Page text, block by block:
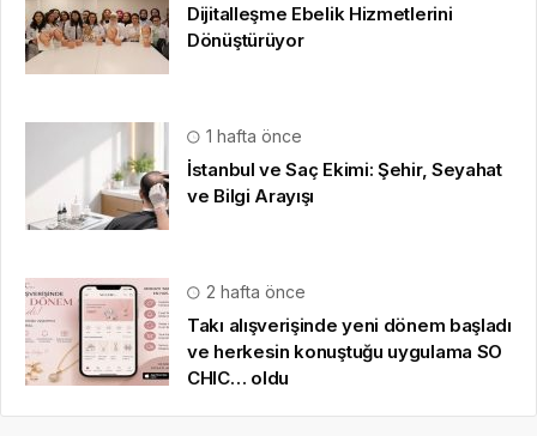
Dijitalleşme Ebelik Hizmetlerini
Dönüştürüyor
1 hafta önce
İstanbul ve Saç Ekimi: Şehir, Seyahat
ve Bilgi Arayışı
2 hafta önce
Takı alışverişinde yeni dönem başladı
ve herkesin konuştuğu uygulama SO
CHIC… oldu